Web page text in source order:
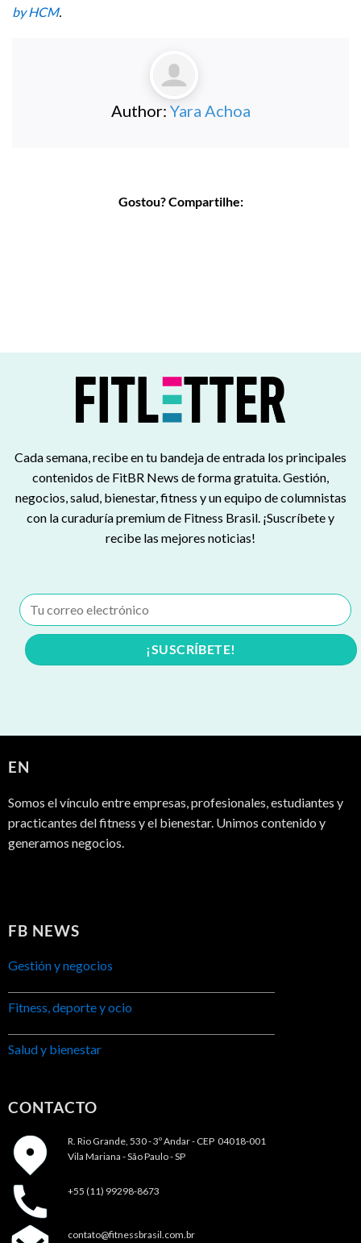
by HCM.
Author: Yara Achoa
Gostou? Compartilhe:
Cada semana, recibe en tu bandeja de entrada los principales
contenidos de FitBR News de forma gratuita. Gestión,
negocios, salud, bienestar, fitness y un equipo de columnistas
con la curaduría premium de Fitness Brasil. ¡Suscríbete y
recibe las mejores noticias!
EN
Somos el vínculo entre empresas, profesionales, estudiantes y
practicantes del fitness y el bienestar. Unimos contenido y
generamos negocios.
FB NEWS
Gestión y negocios
Fitness, deporte y ocio
Salud y bienestar
CONTACTO
R. Rio Grande, 530 - 3º Andar - CEP 04018-001
Vila Mariana - São Paulo - SP
+55 (11) 99298-8673
contato@fitnessbrasil.com.br